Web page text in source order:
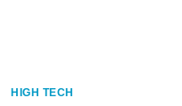
HIGH TECH